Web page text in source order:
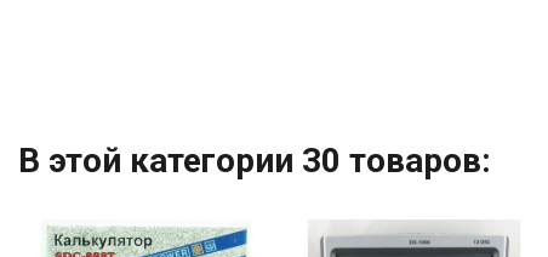
В этой категории 30 товаров: